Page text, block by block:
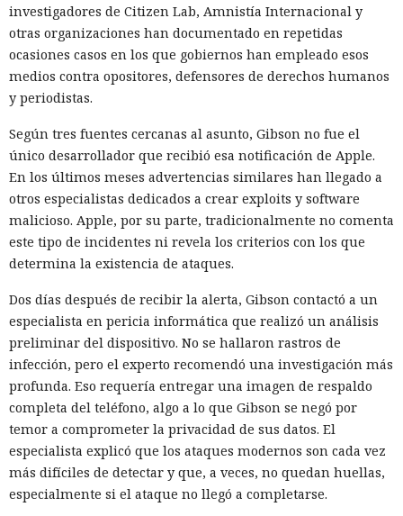
investigadores de Citizen Lab, Amnistía Internacional y
otras organizaciones han documentado en repetidas
ocasiones casos en los que gobiernos han empleado esos
medios contra opositores, defensores de derechos humanos
y periodistas.
Según tres fuentes cercanas al asunto, Gibson no fue el
único desarrollador que recibió esa notificación de Apple.
En los últimos meses advertencias similares han llegado a
otros especialistas dedicados a crear exploits y software
malicioso. Apple, por su parte, tradicionalmente no comenta
este tipo de incidentes ni revela los criterios con los que
determina la existencia de ataques.
Dos días después de recibir la alerta, Gibson contactó a un
especialista en pericia informática que realizó un análisis
preliminar del dispositivo. No se hallaron rastros de
infección, pero el experto recomendó una investigación más
profunda. Eso requería entregar una imagen de respaldo
completa del teléfono, algo a lo que Gibson se negó por
temor a comprometer la privacidad de sus datos. El
especialista explicó que los ataques modernos son cada vez
más difíciles de detectar y que, a veces, no quedan huellas,
especialmente si el ataque no llegó a completarse.